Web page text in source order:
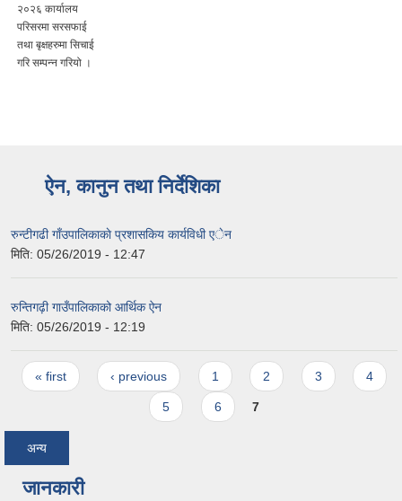
२०२६ कार्यालय
परिसरमा सरसफाई
तथा बृक्षहरुमा सिचाई
गरि सम्पन्न गरियो ।
ऐन, कानुन तथा निर्देशिका
रुन्टीगढी गाँउपालिकाकाे प्रशासकिय कार्यविधी एेन
मिति: 05/26/2019 - 12:47
रुन्तिगढ़ी गाउँपालिकाको आर्थिक ऐन
मिति: 05/26/2019 - 12:19
Pages
« first ‹ previous 1 2 3 4
5 6 7
अन्य
जानकारी